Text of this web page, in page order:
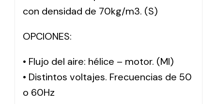
con densidad de 70kg/m3. (S)
OPCIONES:
• Flujo del aire: hélice – motor. (MI)
• Distintos voltajes. Frecuencias de 50
o 60Hz